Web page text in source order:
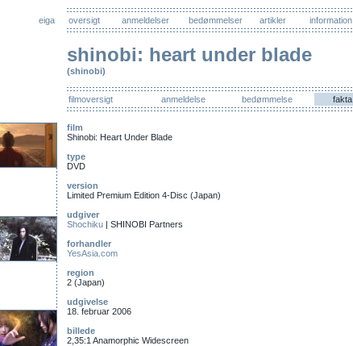
eiga oversigt anmeldelser bedømmelser artikler information
shinobi: heart under blade
(shinobi)
filmoversigt anmeldelse bedømmelse fakta
film
Shinobi: Heart Under Blade
type
DVD
version
Limited Premium Edition 4-Disc (Japan)
udgiver
Shochiku | SHINOBI Partners
forhandler
YesAsia.com
region
2 (Japan)
udgivelse
18. februar 2006
billede
2,35:1 Anamorphic Widescreen